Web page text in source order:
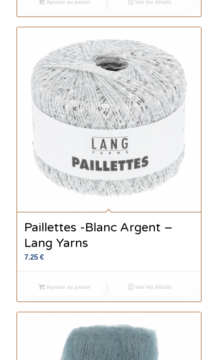
Ajouter au panier Voir les détails
Paillettes -Blanc Argent –
Lang Yarns
7.25 €
Ajouter au panier Voir les détails